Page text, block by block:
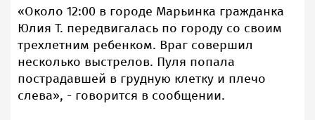
«Около 12:00 в городе Марьинка гражданка
Юлия Т. передвигалась по городу со своим
трехлетним ребенком. Враг совершил
несколько выстрелов. Пуля попала
пострадавшей в грудную клетку и плечо
слева», - говорится в сообщении.